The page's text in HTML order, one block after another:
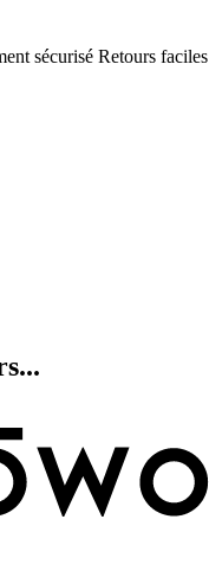
sécurisé Retours faciles